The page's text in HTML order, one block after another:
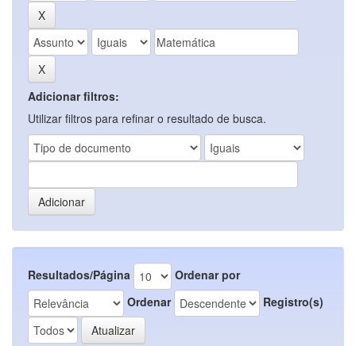
Adicionar filtros:
Utilizar filtros para refinar o resultado de busca.
Resultados/Página
Ordenar por
Ordenar
Registro(s)